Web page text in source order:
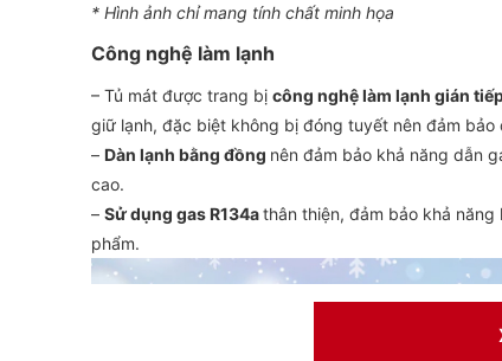
* Hình ảnh chỉ mang tính chất minh họa
Công nghệ làm lạnh
– Tủ mát được trang bị công nghệ làm lạnh gián
giữ lạnh, đặc biệt không bị đóng tuyết nên đảm
– Dàn lạnh bằng đồng nên đảm bảo khả năng dẫn
cao.
– Sử dụng gas R134athân thiện, đảm bảo khả
phẩm.